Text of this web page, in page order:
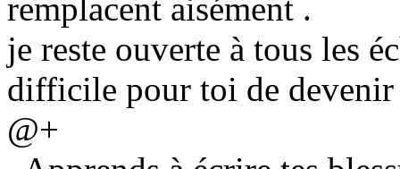
remplacent aisément .
je reste ouverte à tous les
difficile pour toi de
@+